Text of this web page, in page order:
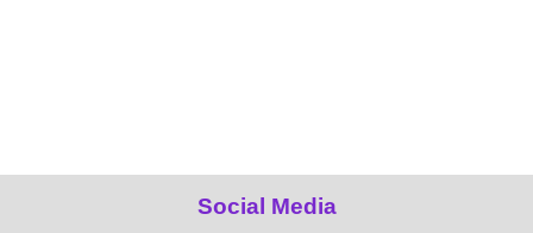
Social Media